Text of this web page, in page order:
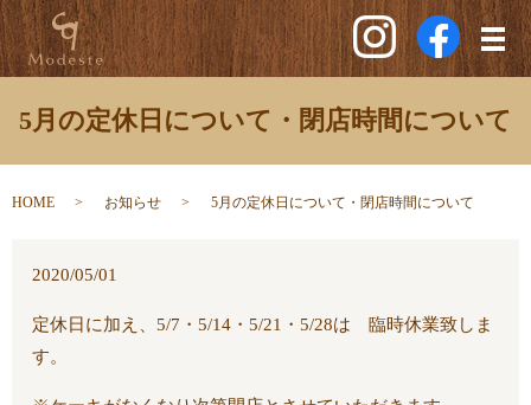
メ
5月の定休日について・閉店時間について
HOME お知らせ 5月の定休日について・閉店時間について
2020/05/01
定休日に加え、5/7・5/14・5/21・5/28は 臨時休業致しま
す。